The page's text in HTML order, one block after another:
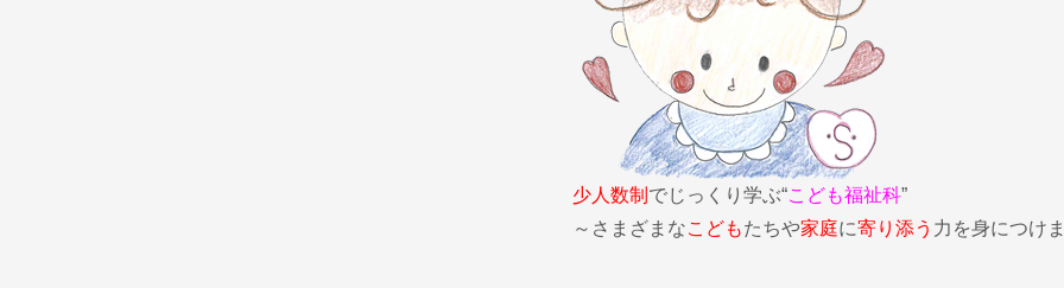
少人数制 でじっくり学ぶ“こども福祉科”
～さまざまなこどもたちや家庭に寄り添う 力を身につけ